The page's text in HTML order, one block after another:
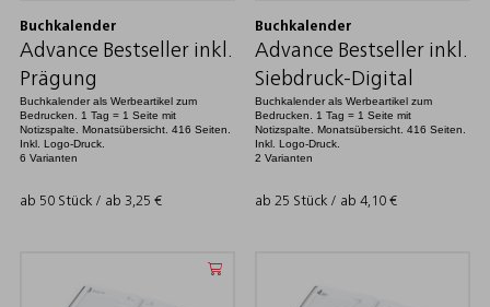
Buchkalender
Advance Bestseller inkl.
Prägung
Buchkalender als Werbeartikel zum
Bedrucken. 1 Tag = 1 Seite mit
Notizspalte. Monatsübersicht. 416 Seiten.
Inkl. Logo-Druck.
6 Varianten
ab 50 Stück / ab 3,25 €
Buchkalender
Advance Bestseller inkl.
Siebdruck-Digital
Buchkalender als Werbeartikel zum
Bedrucken. 1 Tag = 1 Seite mit
Notizspalte. Monatsübersicht. 416 Seiten.
Inkl. Logo-Druck.
2 Varianten
ab 25 Stück / ab 4,10 €